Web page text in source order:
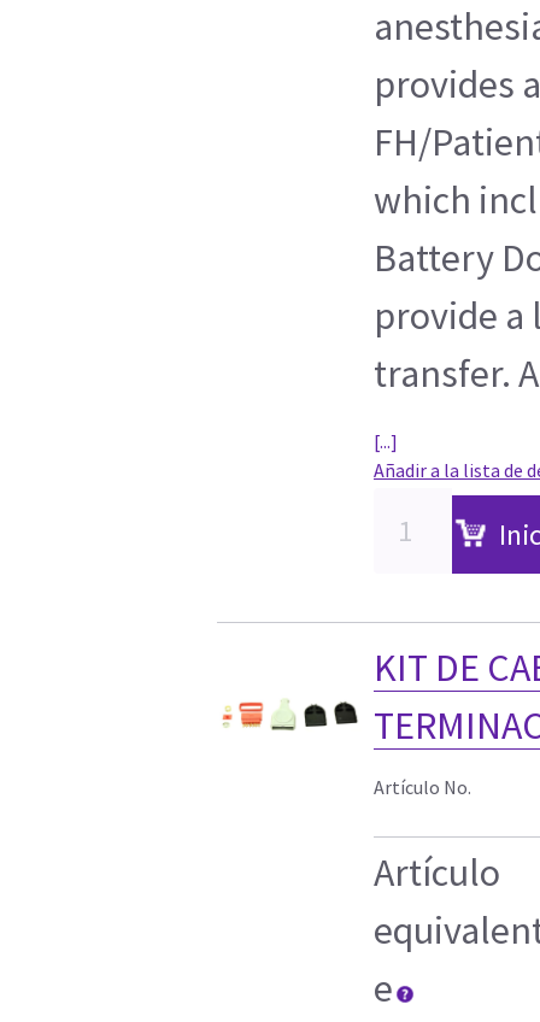
provides
FH/
which
Battery
provide a
transfer.
[...]
Añadir a la lista de
KIT DE
Artículo No.
Artículo
e